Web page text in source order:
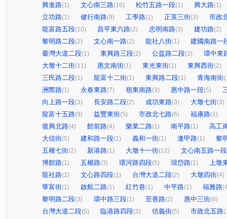
興進路(1) 文心南三路(16) 松竹五路一段(1) 興大路(1)
立功路(1) 健行南路(9) 工學路(1) 正英三街(3)
市政
龍富路五段(10) 昌平東六路(2) 忠明南路(3) 建功路(2)
黎明路二段(2) 文心南一路(2) 龍社八街(1)
建國南路一
臺灣大道二段(1) 東興路三段(2) 公益路二段(2)
環中東
大墩十二街(11) 惠文南街(1) 東光東街(1) 東興西街(2)
三民路二段(1) 龍富十二街(1) 東興路二段(1) 青海南街
洲際路(1) 永春東路(7) 嶺東南路(3) 惠中路一段(5)
向上路一段(3) 長安路二段(2) 成功東路(3) 大墩七街(3)
龍富十五路(9) 益豐東街(5) 市政北七路(6) 福康路(1)
復興北路(4) 館前路(4) 樂業二路(1) 南平路(1)
高工
大信街(5) 建和路一段(1) 義和一街(1) 逢甲路(1)
黎
五權七街(2) 新港路(1) 大墩十一街(12)
文心南五路一段
博館路(1) 五權路(3) 環河路四段(5) 現岱路(1)
上墩
龍社路(2) 文心路四段(1) 台灣大道二段(2) 大墩四街(4)
華富街(1) 啟航二路(1) 紅竹巷(1) 中平路(1) 福雅路
黎明路二段(3) 環中路三段(1) 至善路(2) 惠中三街(6)
台灣大道二段(5) 臨港路四段(3) 信義街(5) 市政北五路